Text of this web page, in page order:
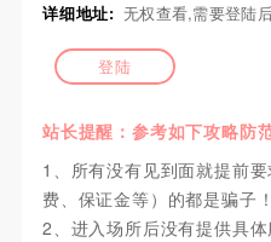
详细地址: 无权查看,需要登陆
登陆
站长提醒：参考如下攻略防
1、所有没有见到面就提前
费、保证金等）的都是骗子！
2、进入场所后没有提供具